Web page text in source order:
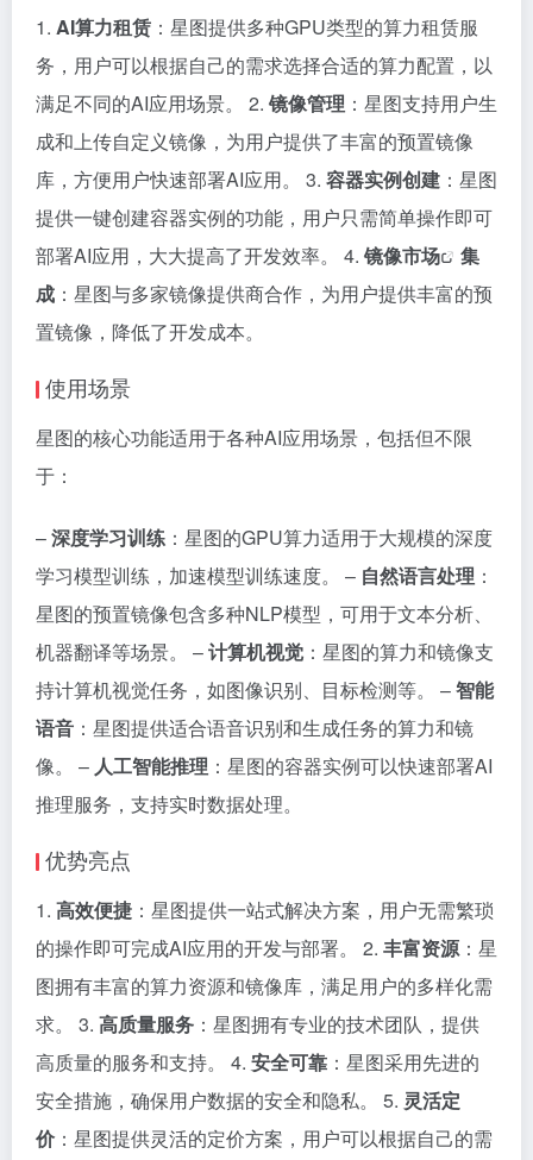
1. AI算力租赁 ：星图提供多种GPU类型的算力租赁服
务，用户可以根据自己的需求选择合适的算力配置，以
满足不同的AI应用场景。 2. 镜像管理 ：星图支持用户生
成和上传自定义镜像，为用户提供了丰富的预置镜像
库，方便用户快速部署AI应用。 3. 容器实例创建 ：星图
提供一键创建容器实例的功能，用户只需简单操作即可
部署AI应用，大大提高了开发效率。 4. 镜像市场
集
成 ：星图与多家镜像提供商合作，为用户提供丰富的预
置镜像，降低了开发成本。
使用场景
星图的核心功能适用于各种AI应用场景，包括但不限
于：
–深度学习训练 ：星图的GPU算力适用于大规模的深度
学习模型训练，加速模型训练速度。 – 自然语言处理 ：
星图的预置镜像包含多种NLP模型，可用于文本分析、
机器翻译等场景。 –计算机视觉 ：星图的算力和镜像支
持计算机视觉任务，如图像识别、目标检测等。 –智能
语音 ：星图提供适合语音识别和生成任务的算力和镜
像。 – 人工智能推理 ：星图的容器实例可以快速部署AI
推理服务，支持实时数据处理。
优势亮点
1. 高效便捷 ：星图提供一站式解决方案，用户无需繁琐
的操作即可完成AI应用的开发与部署。 2. 丰富资源：星
图拥有丰富的算力资源和镜像库，满足用户的多样化需
求。 3. 高质量服务 ：星图拥有专业的技术团队，提供
高质量的服务和支持。 4. 安全可靠 ：星图采用先进的
安全措施，确保用户数据的安全和隐私。 5. 灵活定
价：星图提供灵活的定价方案，用户可以根据自己的需